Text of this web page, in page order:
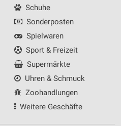
Schuhe
Sonderposten
Spielwaren
Sport & Freizeit
Supermärkte
Uhren & Schmuck
Zoohandlungen
Weitere Geschäfte